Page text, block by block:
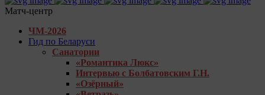
Матч-центр
ЧМ-2026
Гид по Беларуси
Санатории
«Романтика Люкс»
Интервью с Болбатовским Г.Н.
«Озёрный»